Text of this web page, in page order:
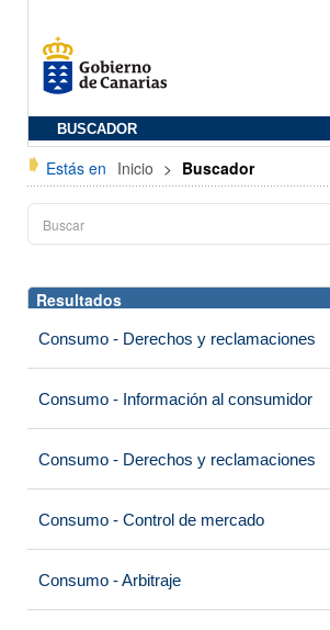
BUSCADOR
Estás en Inicio > Buscador
Resultados
Consumo - Derechos y reclamaciones
Consumo - Información al consumidor
Consumo - Derechos y reclamaciones
Consumo - Control de mercado
Consumo - Arbitraje